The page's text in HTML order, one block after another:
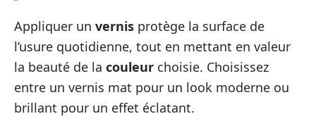
Appliquer un vernis protège la surface de
l’usure quotidienne, tout en mettant en valeur
la beauté de la couleur choisie. Choisissez
entre un vernis mat pour un look moderne ou
brillant pour un effet éclatant.